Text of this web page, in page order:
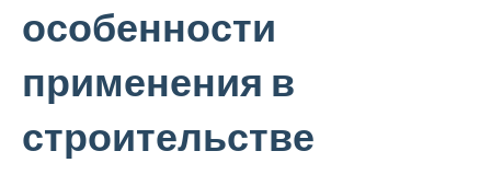
особенности
применения в
строительстве